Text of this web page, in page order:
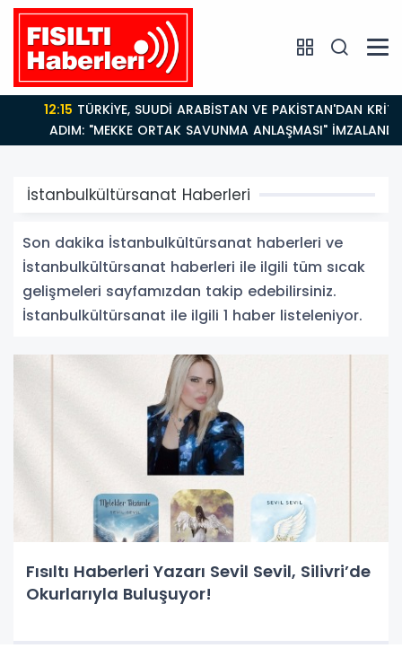
12:15TÜRKİYE, SUUDİ ARABİSTAN VE PAKİSTAN'DAN KRİTİK
ADIM: "MEKKE ORTAK SAVUNMA ANLAŞMASI" İMZALANDI!
İstanbulkültürsanat Haberleri
Son dakika İstanbulkültürsanat haberleri ve
İstanbulkültürsanat haberleri ile ilgili tüm sıcak
gelişmeleri sayfamızdan takip edebilirsiniz.
İstanbulkültürsanat ile ilgili 1 haber listeleniyor.
Fısıltı Haberleri Yazarı Sevil Sevil, Silivri’de
Okurlarıyla Buluşuyor!